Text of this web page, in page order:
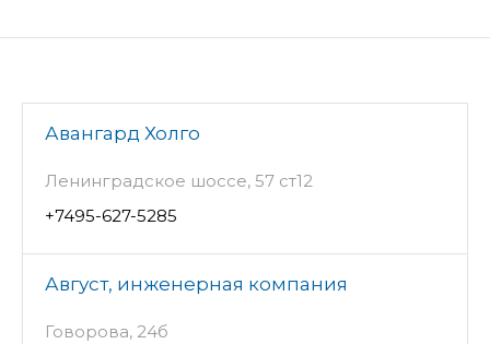
Авангард Холго
Ленинградское шоссе, 57 ст12
+7495-627-5285
Август, инженерная компания
Говорова, 24б